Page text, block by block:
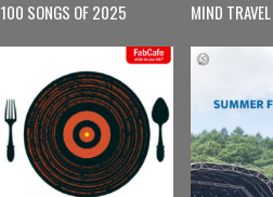
100 SONGS OF 2025 MIND TRAVEL